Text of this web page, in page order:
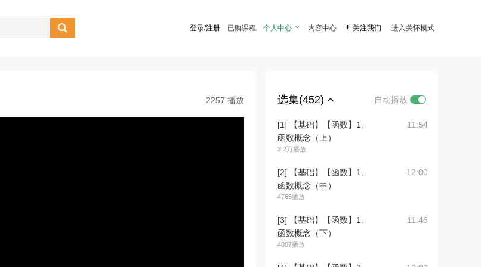
 登录/注册 已购课程 个人中心  内容中心  关注我们 进入关怀模式
2257 播放 选集(452) 自动播放
[1] 【基础】【函数】1、
函数概念（上）
3.2万播放
11:54
[2] 【基础】【函数】1、
函数概念（中）
4765播放
12:00
[3] 【基础】【函数】1、
函数概念（下）
4007播放
11:46